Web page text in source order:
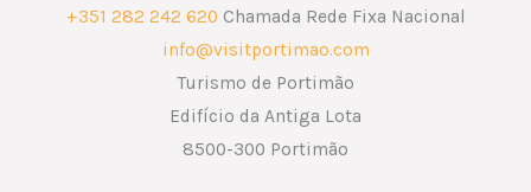
+351 282 242 620 Chamada Rede Fixa Nacional
info@visitportimao.com
Turismo de Portimão
Edifício da Antiga Lota
8500-300 Portimão